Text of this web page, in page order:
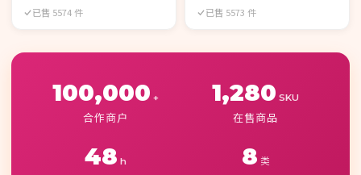
已售 5574 件 已售 5573 件
100,000 +
合作商户
1,280 SKU
在售商品
48 h 8 类